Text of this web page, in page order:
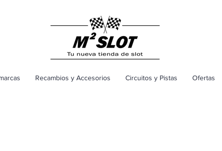
Recambios y Accesorios Circuitos y Pistas Ofertas